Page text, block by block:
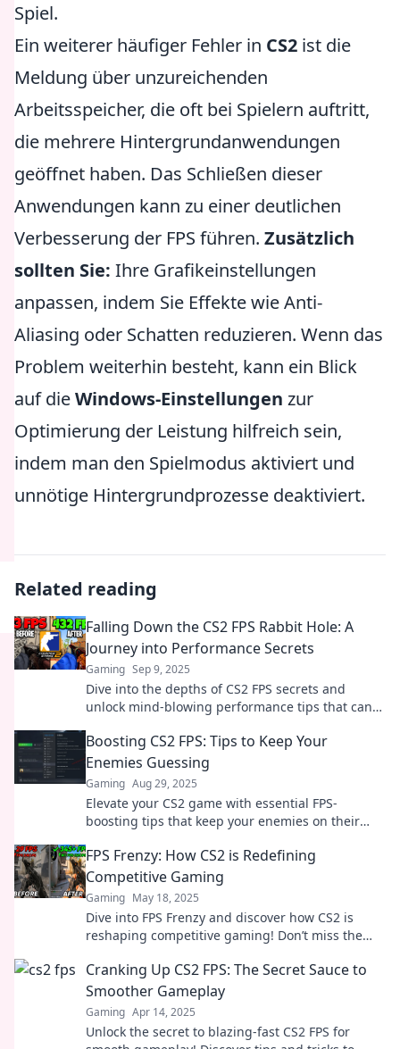
Spiel.
Ein weiterer häufiger Fehler in CS2 ist die
Meldung über unzureichenden
Arbeitsspeicher, die oft bei Spielern auftritt,
die mehrere Hintergrundanwendungen
geöffnet haben. Das Schließen dieser
Anwendungen kann zu einer deutlichen
Verbesserung der FPS führen. Zusätzlich
sollten Sie: Ihre Grafikeinstellungen
anpassen, indem Sie Effekte wie Anti-
Aliasing oder Schatten reduzieren. Wenn das
Problem weiterhin besteht, kann ein Blick
auf dieWindows-Einstellungen zur
Optimierung der Leistung hilfreich sein,
indem man den Spielmodus aktiviert und
unnötige Hintergrundprozesse deaktiviert.
Related reading
Falling Down the CS2 FPS Rabbit Hole: A
Journey into Performance Secrets
Gaming Sep 9, 2025
Dive into the depths of CS2 FPS secrets and
unlock mind-blowing performance tips that can
Boosting CS2 FPS: Tips to Keep Your
Enemies Guessing
Gaming Aug 29, 2025
Elevate your CS2 game with essential FPS-
boosting tips that keep your enemies on their
FPS Frenzy: How CS2 is Redefining
Competitive Gaming
Gaming May 18, 2025
Dive into FPS Frenzy and discover how CS2 is
reshaping competitive gaming! Don’t miss the
Cranking Up CS2 FPS: The Secret Sauce to
Smoother Gameplay
Gaming Apr 14, 2025
Unlock the secret to blazing-fast CS2 FPS for